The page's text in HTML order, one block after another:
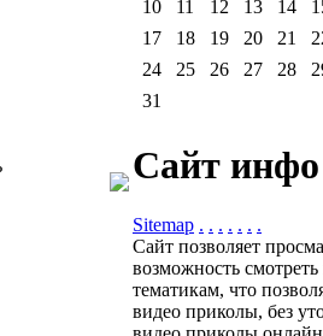
10
11 12 13 14
17
18 19 20 21
24
25 26 27 28
31
Сайт инфо
Sitemap . . . . . . .
Сайт позволяет
возможность
тематикам, что
видео приколы, без